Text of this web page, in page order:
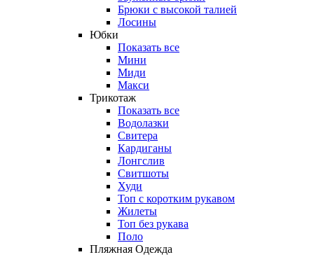
Брюки с высокой талией
Лосины
Юбки
Показать все
Мини
Миди
Макси
Трикотаж
Показать все
Водолазки
Свитера
Кардиганы
Лонгслив
Свитшоты
Худи
Топ с коротким рукавом
Жилеты
Топ без рукава
Поло
Пляжная Одежда